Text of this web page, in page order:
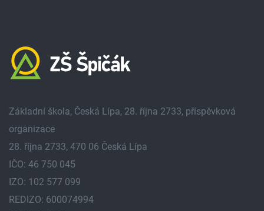
Základní škola, Česká Lípa, 28. října 2733, příspěvková
organizace
28. října 2733, 470 06 Česká Lípa
IČO: 46 750 045
IZO: 102 577 099
REDIZO: 600074994